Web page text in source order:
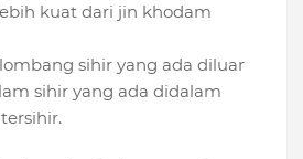
kuat dari jin khodam
sihir yang ada diluar
sihir yang ada didalam